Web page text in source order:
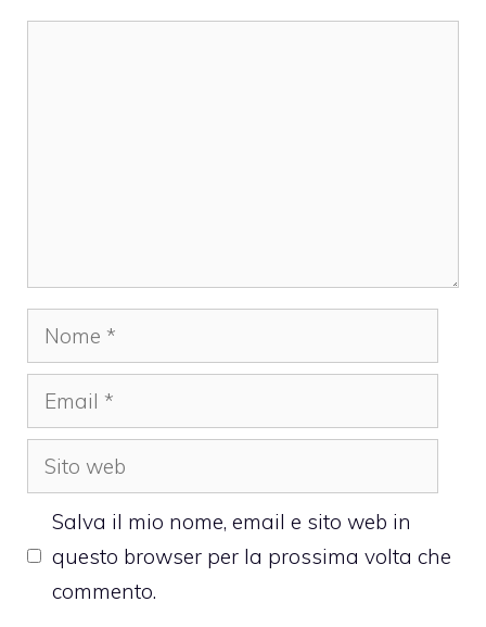
Nome
Email
Sito
web
Salva il mio nome, email e sito web in
questo browser per la prossima volta che
commento.